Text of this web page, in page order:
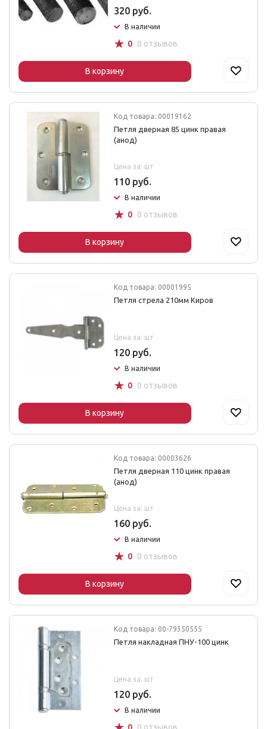
320 руб.
В наличии
☆ 0 0 отзывов
В корзину
Код товара: 00019162
Петля дверная 85 цинк правая
(анод)
Цена за: шт
110 руб.
В наличии
☆ 0 0 отзывов
В корзину
Код товара: 00001995
Петля стрела 210мм Киров
Цена за: шт
120 руб.
В наличии
☆ 0 0 отзывов
В корзину
Код товара: 00003626
Петля дверная 110 цинк правая
(анод)
Цена за: шт
160 руб.
В наличии
☆ 0 0 отзывов
В корзину
Код товара: 00-79350555
Петля накладная ПНУ-100 цинк
Цена за: шт
120 руб.
В наличии
0 0 отзывов